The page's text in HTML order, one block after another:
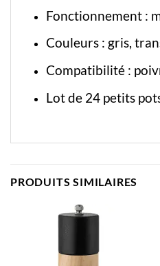
Fonctionnement :
Couleurs : gris,
Compatibilité :
Lot de 24 petits
PRODUITS SIMILAIRES